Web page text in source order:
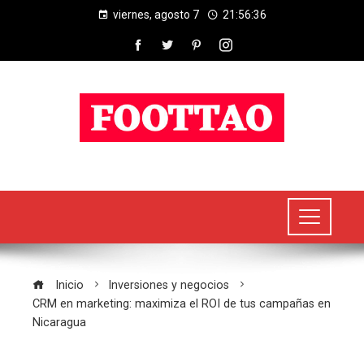
viernes, agosto 7 21:56:37
Inicio
Inversiones y negocios
CRM en marketing: maximiza el ROI de tus campañas en
Nicaragua